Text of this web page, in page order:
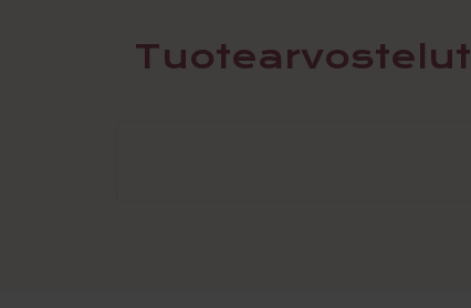
Tuotearvostelut